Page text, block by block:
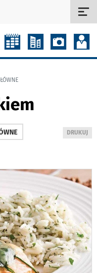
WYDRUKUJ
DRUKUJ